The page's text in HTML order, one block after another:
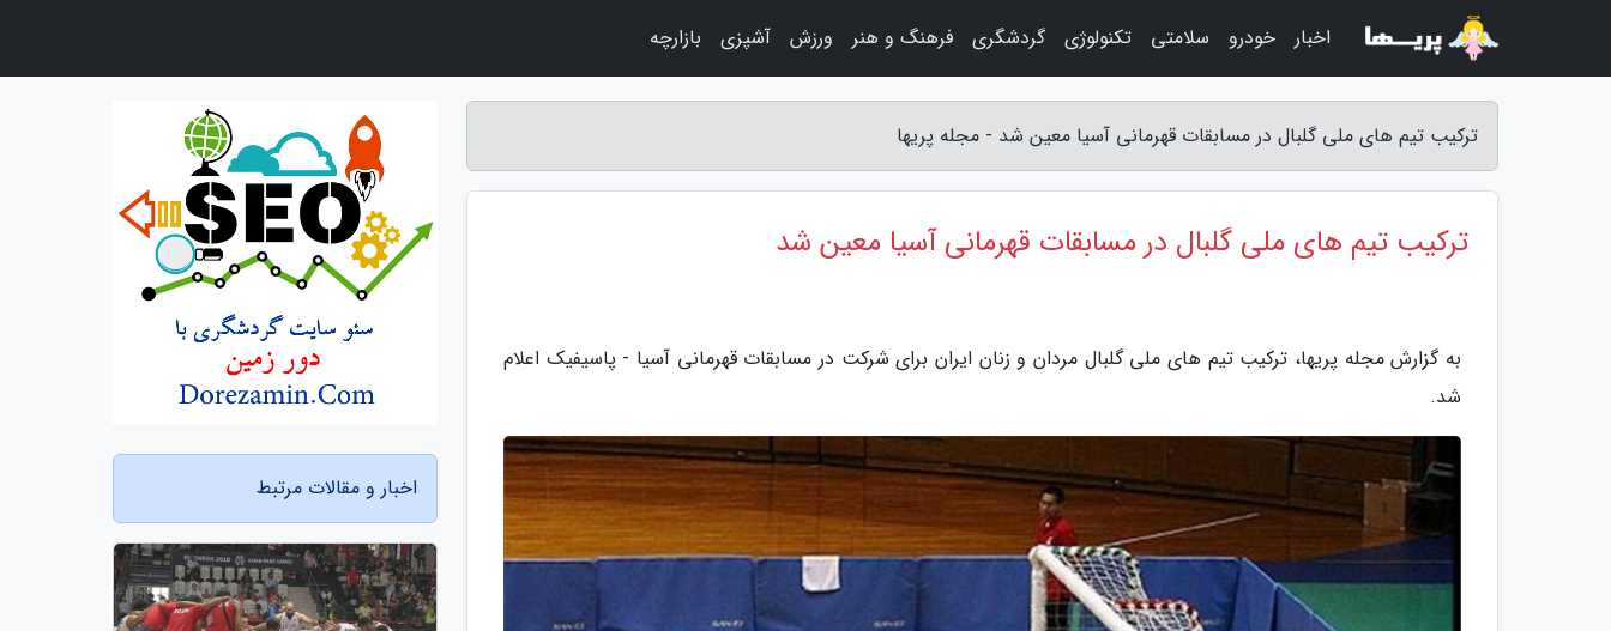
ترکیب تیم های ملی گلبال در مسابقات قهرمانی آسیا معین شد - مجله پریها
ترکیب تیم های ملی گلبال در مسابقات قهرمانی آسیا معین شد
به گزارش مجله پریها، ترکیب تیم های ملی گلبال مردان و زنان ایران برای شرکت در مسابقات قهرمانی آسیا - پاسیفیک اعلام
شد.
اخبار و مقالات مرتبط
اخبار خودرو سلامتی تکنولوژی گردشگری فرهنگ و هنر ورزش آشپزی بازارچه